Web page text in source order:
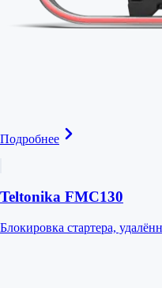
Подробнее
Teltonika FMC130
Блокировка стартера,